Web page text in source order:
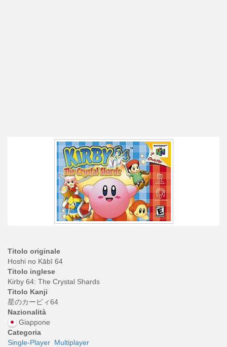
Titolo originale
Hoshi no Kābī 64
Titolo inglese
Kirby 64: The Crystal Shards
Titolo Kanji
星のカービィ64
Nazionalità
Giappone
Categoria
Single-Player Multiplayer